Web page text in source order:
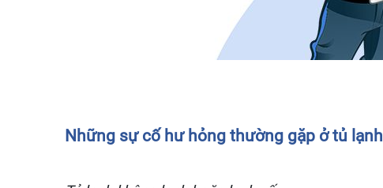
Những sự cố hư hỏng thường gặp ở tủ lạnh